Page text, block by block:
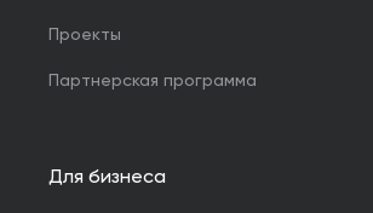
Проекты
Партнерская программа
Для бизнеса